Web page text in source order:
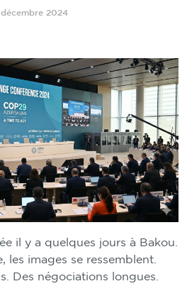
décembre 2024
il y a quelques jours à Bakou.
les images se ressemblent.
Des négociations longues.